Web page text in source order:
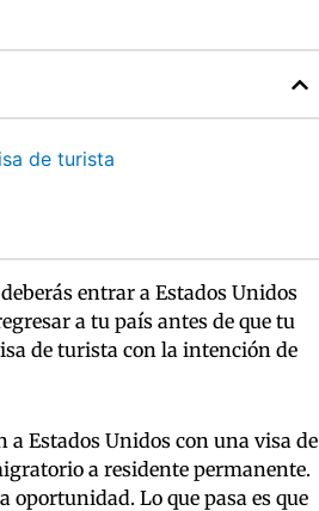
de turista
entrar a Estados Unidos
a tu país antes de que tu
de turista con la intención de
a Estados Unidos con una visa de
a residente permanente.
oportunidad. Lo que pasa es que